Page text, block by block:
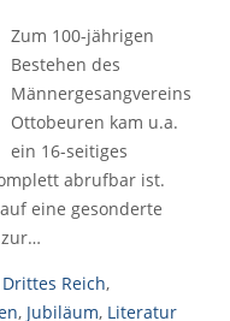
Zum 100-jährigen
Bestehen des
Männergesangvereins
Ottobeuren kam u.a.
ein 16-seitiges
abrufbar ist.
eine gesonderte
Reich,
, Jubiläum, Literatur